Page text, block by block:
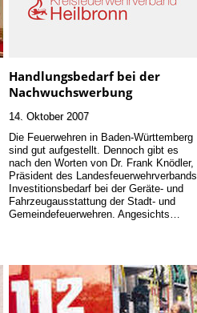
Handlungsbedarf bei der
Nachwuchswerbung
14. Oktober 2007
Die Feuerwehren in Baden-Württemberg
sind gut aufgestellt. Dennoch gibt es
nach den Worten von Dr. Frank Knödler,
Präsident des Landesfeuerwehrverbands,
Investitionsbedarf bei der Geräte- und
Fahrzeugausstattung der Stadt- und
Gemeindefeuerwehren. Angesichts…